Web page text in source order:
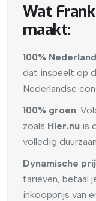
Wat
maakt:
100%
dat inspeelt op
Nederlandse
100% groen:
zoals Hier.nu is
volledig
Dynamische
tarieven, betaal
inkoopprijs van